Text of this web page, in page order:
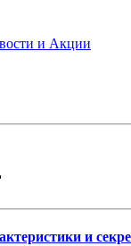
и Акции
и